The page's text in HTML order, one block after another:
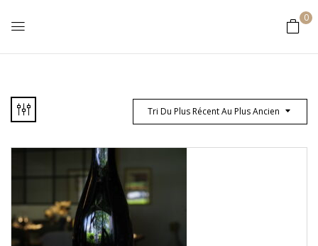
0
Tri Du Plus Récent Au Plus Ancien